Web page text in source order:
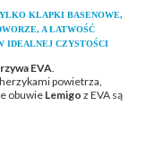
KLAPKI BASENOWE,
A ŁATWOŚĆ
IDEALNEJ CZYSTOŚCI
EVA.
powietrza,
obuwie Lemigo z EVA są